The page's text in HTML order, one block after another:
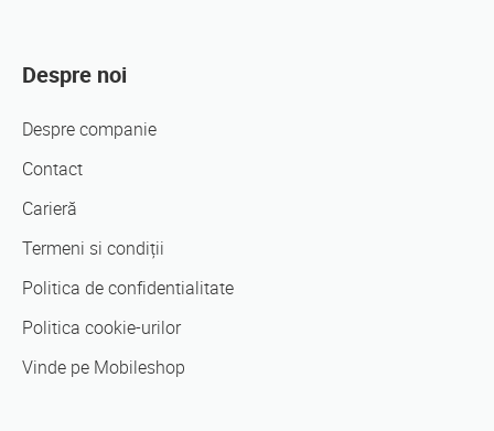
Despre noi
Despre companie
Contact
Carieră
Termeni si condiții
Politica de confidentialitate
Politica cookie-urilor
Vinde pe Mobileshop